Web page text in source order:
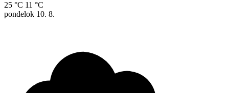
25 °C 11 °C
pondelok 10. 8.